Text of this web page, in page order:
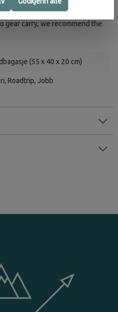
Packing Cubes and Pouches,
Cubes, but only in its
gear carry, we recommend the
(55 x 40 x 20 cm)
, Roadtrip, Jobb